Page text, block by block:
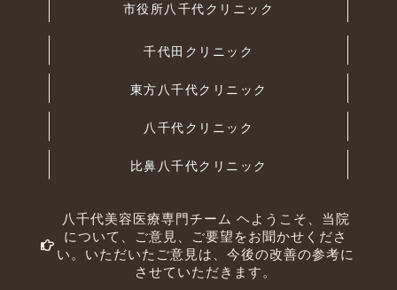
市役所八千代クリニック
千代田クリニック
東方八千代クリニック
八千代クリニック
比鼻八千代クリニック
八千代美容医療専門チーム ヘようこそ、当院
について、ご意見、ご要望をお聞かせくださ
い。いただいたご意見は、今後の改善の参考に
させていただきます。